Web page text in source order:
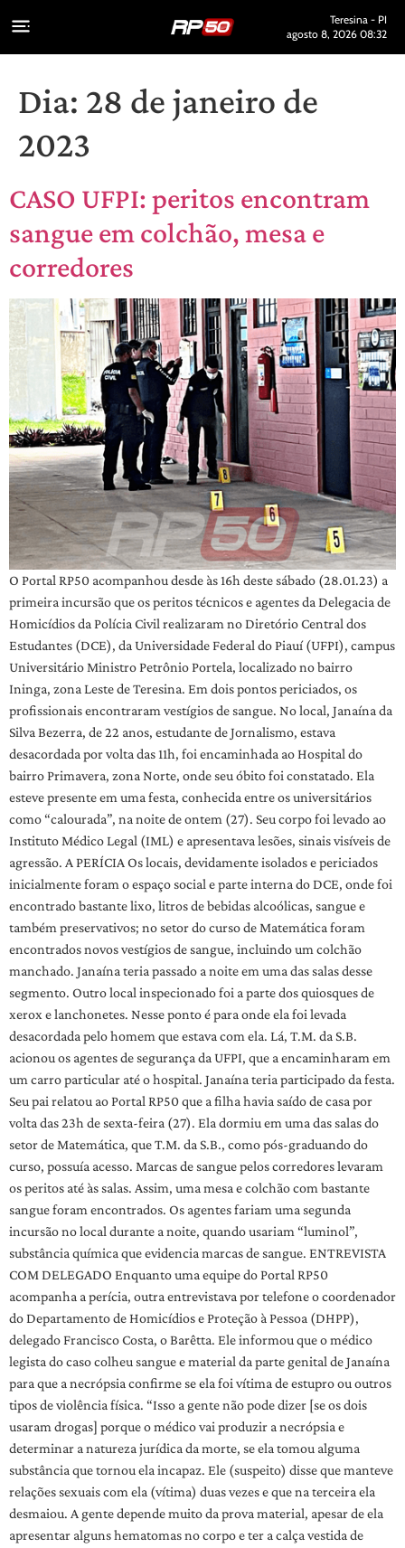
Teresina - PI
agosto 8, 2026 08:32
Dia: 28 de janeiro de
2023
CASO UFPI: peritos encontram
sangue em colchão, mesa e
corredores
O Portal RP50 acompanhou desde às 16h deste sábado (28.01.23) a
primeira incursão que os peritos técnicos e agentes da Delegacia de
Homicídios da Polícia Civil realizaram no Diretório Central dos
Estudantes (DCE), da Universidade Federal do Piauí (UFPI), campus
Universitário Ministro Petrônio Portela, localizado no bairro
Ininga, zona Leste de Teresina. Em dois pontos periciados, os
profissionais encontraram vestígios de sangue. No local, Janaína da
Silva Bezerra, de 22 anos, estudante de Jornalismo, estava
desacordada por volta das 11h, foi encaminhada ao Hospital do
bairro Primavera, zona Norte, onde seu óbito foi constatado. Ela
esteve presente em uma festa, conhecida entre os universitários
como “calourada”, na noite de ontem (27). Seu corpo foi levado ao
Instituto Médico Legal (IML) e apresentava lesões, sinais visíveis de
agressão. A PERÍCIA Os locais, devidamente isolados e periciados
inicialmente foram o espaço social e parte interna do DCE, onde foi
encontrado bastante lixo, litros de bebidas alcoólicas, sangue e
também preservativos; no setor do curso de Matemática foram
encontrados novos vestígios de sangue, incluindo um colchão
manchado. Janaína teria passado a noite em uma das salas desse
segmento. Outro local inspecionado foi a parte dos quiosques de
xerox e lanchonetes. Nesse ponto é para onde ela foi levada
desacordada pelo homem que estava com ela. Lá, T.M. da S.B.
acionou os agentes de segurança da UFPI, que a encaminharam em
um carro particular até o hospital. Janaína teria participado da festa.
Seu pai relatou ao Portal RP50 que a filha havia saído de casa por
volta das 23h de sexta-feira (27). Ela dormiu em uma das salas do
setor de Matemática, que T.M. da S.B., como pós-graduando do
curso, possuía acesso. Marcas de sangue pelos corredores levaram
os peritos até às salas. Assim, uma mesa e colchão com bastante
sangue foram encontrados. Os agentes fariam uma segunda
incursão no local durante a noite, quando usariam “luminol”,
substância química que evidencia marcas de sangue. ENTREVISTA
COM DELEGADO Enquanto uma equipe do Portal RP50
acompanha a perícia, outra entrevistava por telefone o coordenador
do Departamento de Homicídios e Proteção à Pessoa (DHPP),
delegado Francisco Costa, o Barêtta. Ele informou que o médico
legista do caso colheu sangue e material da parte genital de Janaína
para que a necrópsia confirme se ela foi vítima de estupro ou outros
tipos de violência física. “Isso a gente não pode dizer [se os dois
usaram drogas] porque o médico vai produzir a necrópsia e
determinar a natureza jurídica da morte, se ela tomou alguma
substância que tornou ela incapaz. Ele (suspeito) disse que manteve
relações sexuais com ela (vítima) duas vezes e que na terceira ela
desmaiou. A gente depende muito da prova material, apesar de ela
apresentar alguns hematomas no corpo e ter a calça vestida de